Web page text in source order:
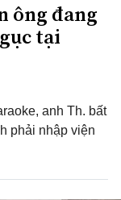
ông đang
tại
anh Th. bất
phải nhập viện